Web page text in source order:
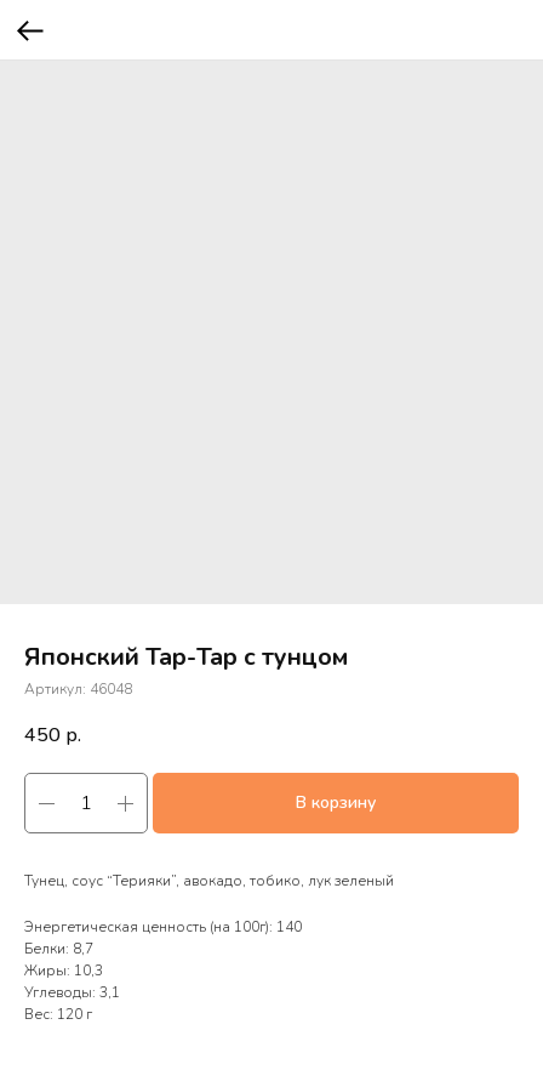
Японский Тар-Тар с тунцом
Артикул: 46048
450 р.
В корзину
Тунец, соус “Терияки”, авокадо, тобико, лук зеленый
Энергетическая ценность (на 100г): 140
Белки: 8,7
Жиры: 10,3
Углеводы: 3,1
Вес: 120 г